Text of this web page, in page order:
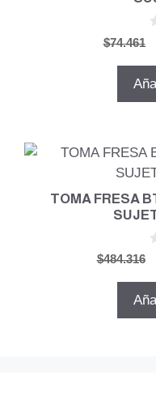
$74.461
TOMA FRESA
$484.316